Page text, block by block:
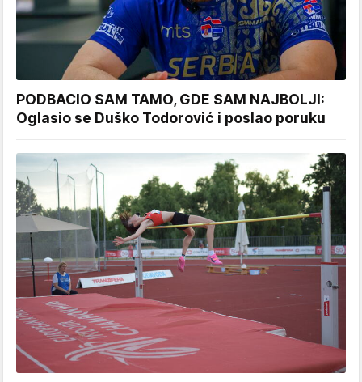
PODBACIO SAM TAMO, GDE SAM NAJBOLJI:
Oglasio se Duško Todorović i poslao poruku